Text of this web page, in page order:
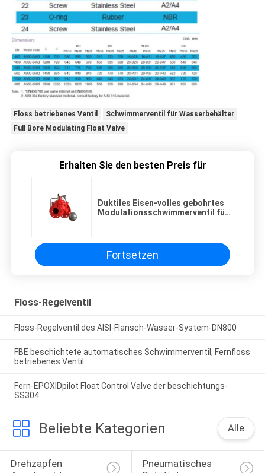
Floss betriebenes Ventil
Schwimmerventil für Wasserbehälter
Full Bore Modulating Float Valve
Erhalten Sie den besten Preis für
Duktiles Eisen-volles gebohrtes
Modulationsschwimmerventil für
Fortsetzen
Floss-Regelventil
Floss-Regelventil des AISI-Flansch-Wasser-System-DN800
FBE beschichtete automatisches Schwimmerventil, Fernfloss
betriebenes Ventil
Fern-EPOXIDpilot Float Control Valve der beschichtungs-
SS304
Beliebte Kategorien Alle
Drehzapfen
Pneumatisches